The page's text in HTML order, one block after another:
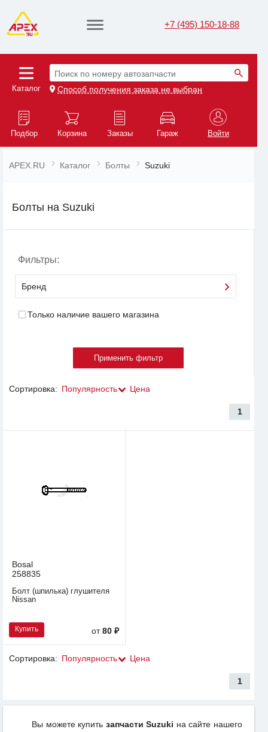
+7 (495) 150-18-88
Каталог
Поиск по номеру автозапчасти
Способ получения заказа не выбран
Подбор Корзина Заказы Гараж Войти
APEX.RU Каталог Болты Suzuki
Болты на Suzuki
Фильтры:
Бренд
Только наличие вашего магазина
Сортировка: Популярность Цена
1
Bosal
258835
Болт (шпилька) глушителя
Nissan
Купить от80 ₽
Сортировка: Популярность Цена
1
Вы можете купить запчасти Suzuki на сайте нашего